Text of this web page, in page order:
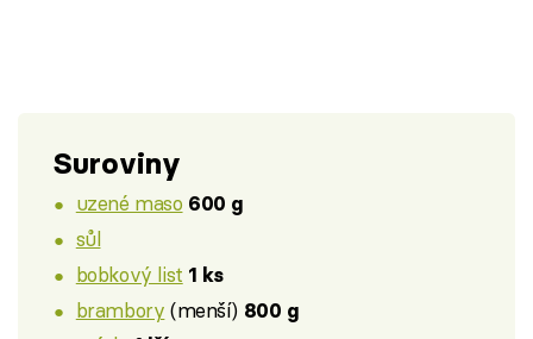
Suroviny
uzené maso 600 g
sůl
bobkový list 1 ks
brambory (menší) 800 g